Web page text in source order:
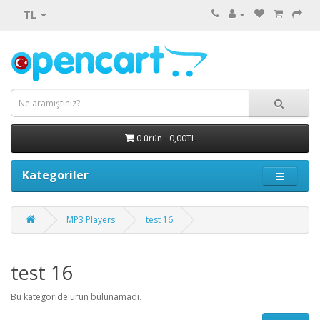
TL
0 ürün - 0,00TL
Kategoriler
MP3 Players test 16
test 16
Bu kategoride ürün bulunamadı.